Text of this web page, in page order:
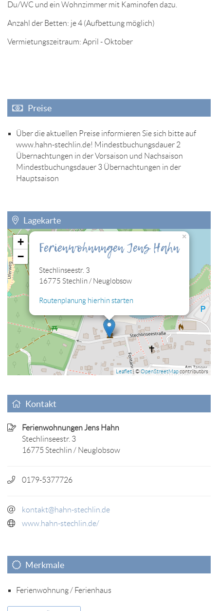
Du/WC und ein Wohnzimmer mit Kaminofen dazu.
Anzahl der Betten: je 4 (Aufbettung möglich)
Vermietungszeitraum: April - Oktober
Preise
Über die aktuellen Preise informieren Sie sich bitte auf
www.hahn-stechlin.de! Mindestbuchungsdauer 2
Übernachtungen in der Vorsaison und Nachsaison
Mindestbuchungsdauer 3 Übernachtungen in der
Hauptsaison
Lagekarte
Sie müssen die Cookies der Kategorie "Personalisierung"
zulassen, damit Sie die hier eingebettete Lagekarte sehen
können.
Cookies jetzt bearbeiten
Ferienwohnungen Jens Hahn
Stechlinseestr. 3
16775 Stechlin / Neuglobsow
Routenplanung hierhin starten
×
+
−
Leaflet| ©OpenStreetMapcontributors
Kontakt
Ferienwohnungen Jens Hahn
Stechlinseestr. 3
16775 Stechlin / Neuglobsow
0179-5377726
kontakt@hahn-stechlin.de
www.hahn-stechlin.de/
Merkmale
Ferienwohnung / Ferienhaus